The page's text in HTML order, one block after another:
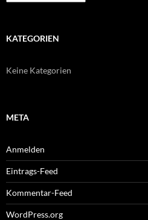
KATEGORIEN
Keine Kategorien
META
Anmelden
Eintrags-Feed
Kommentar-Feed
WordPress.org